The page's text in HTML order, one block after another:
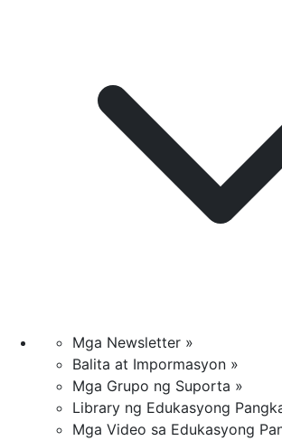
Mga Newsletter »
Balita at Impormasyon »
Mga Grupo ng Suporta »
Library ng Edukasyong
Mga Video sa Edukasyong